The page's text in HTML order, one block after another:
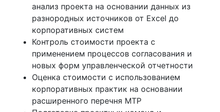
анализ проекта на основании данных из
разнородных источников от Excel до
корпоративных систем
Контроль стоимости проекта с
применением процессов согласования и
новых форм управленческой отчетности
Оценка стоимости с использованием
корпоративных практик на основании
расширенного перечня МТР